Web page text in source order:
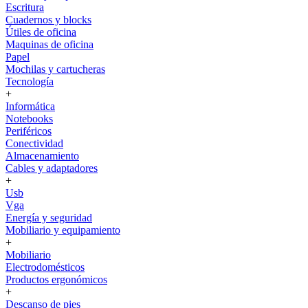
Escritura
Cuadernos y blocks
Útiles de oficina
Maquinas de oficina
Papel
Mochilas y cartucheras
Tecnología
+
Informática
Notebooks
Periféricos
Conectividad
Almacenamiento
Cables y adaptadores
+
Usb
Vga
Energía y seguridad
Mobiliario y equipamiento
+
Mobiliario
Electrodomésticos
Productos ergonómicos
+
Descanso de pies